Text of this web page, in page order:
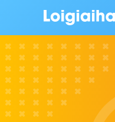
Tổng hợp các bài
về tác phẩm Lưu
dương
Tổng hợp các cách
bài cho tác phẩm
xuất dương